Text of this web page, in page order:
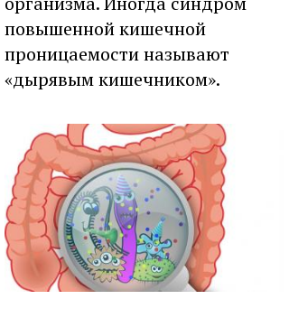
повышенной кишечной
проницаемости называют
«дырявым кишечником».